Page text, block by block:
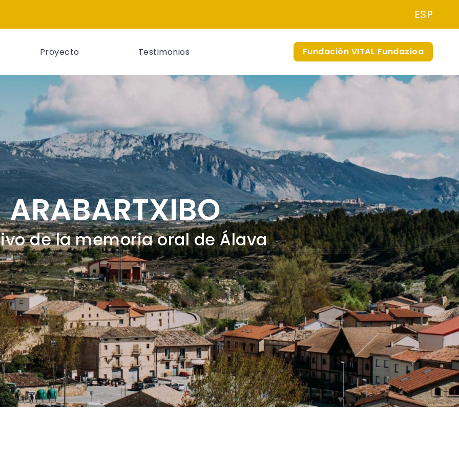
ESP
Proyecto Testimonios Fundación VITAL Fundazioa
ARABARTXIBO
de la memoria oral de Álava